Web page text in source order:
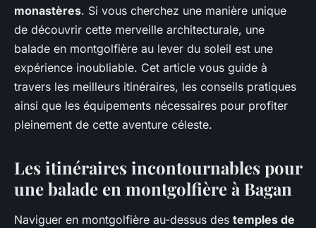
monastères. Si vous cherchez une manière unique
de découvrir cette merveille architecturale, une
balade en montgolfière au lever du soleil est une
expérience inoubliable. Cet article vous guide à
travers les meilleurs itinéraires, les conseils pratiques
ainsi que les équipements nécessaires pour profiter
pleinement de cette aventure céleste.
Les itinéraires incontournables pour
une balade en montgolfière à Bagan
Naviguer en montgolfière au-dessus des temples de